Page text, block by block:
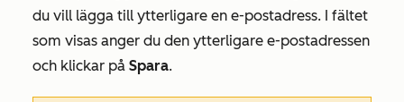
du vill lägga till ytterligare en e-postadress. I fältet
som visas anger du den ytterligare e-postadressen
och klickar på Spara.